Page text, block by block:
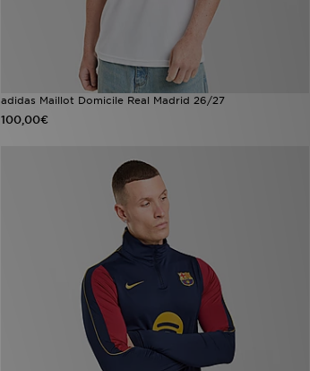
adidas Maillot Domicile Real Madrid 26/27
100,00€